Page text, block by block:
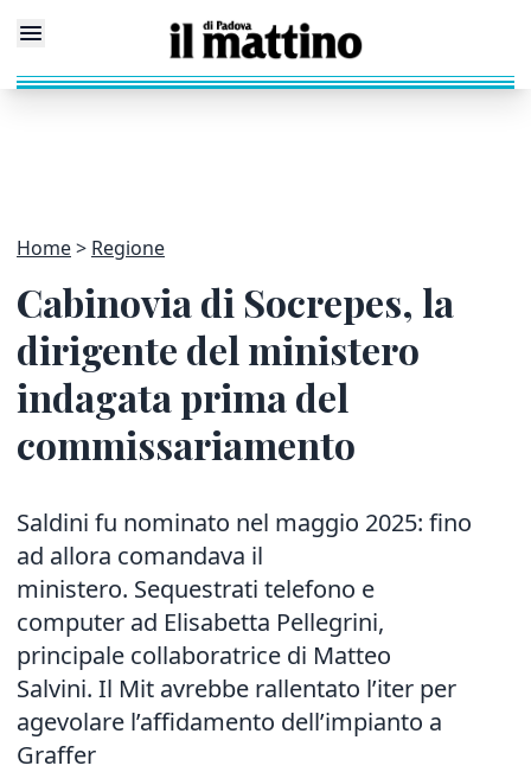
Home Regione
Cabinovia di Socrepes, la
dirigente del ministero
indagata prima del
commissariamento
Saldini fu nominato nel maggio 2025: fino
ad allora comandava il
ministero. Sequestrati telefono e
computer ad Elisabetta Pellegrini,
principale collaboratrice di Matteo
Salvini. Il Mit avrebbe rallentato l’iter per
agevolare l’affidamento dell’impianto a
Graffer